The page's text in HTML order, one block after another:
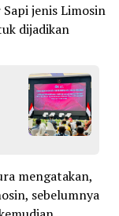
jenis Limosin
dijadikan
mengatakan,
sebelumnya